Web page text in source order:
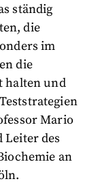
ständig
die
im
die
halten und
Mario
Leiter des
an